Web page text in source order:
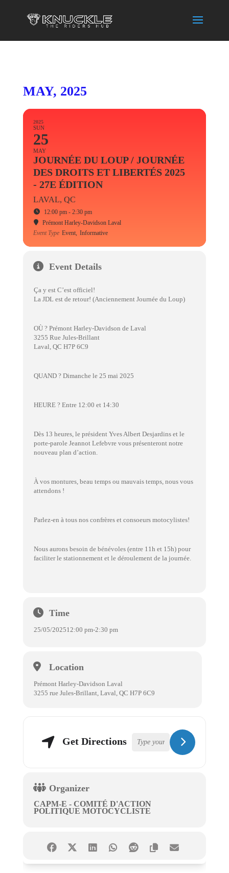
MAY, 2025
2025
SUN
25
MAY
JOURNÉE DU LOUP / JOURNÉE
DES DROITS ET LIBERTÉS 2025
- 27E ÉDITION
LAVAL, QC
12:00 pm - 2:30 pm
Prémont Harley-Davidson Laval
Event Type Event, Informative
Event Details
Ça y est C’est officiel!
La JDL est de retour! (Anciennement Journée du Loup)
OÙ ? Prémont Harley-Davidson de Laval
3255 Rue Jules-Brillant
Laval, QC H7P 6C9
QUAND ? Dimanche le 25 mai 2025
HEURE ? Entre 12:00 et 14:30
Dès 13 heures, le président Yves Albert Desjardins et le
porte-parole Jeannot Lefebvre vous présenteront notre
nouveau plan d’action.
À vos montures, beau temps ou mauvais temps, nous vous
attendons !
Parlez-en à tous nos confrères et consoeurs motocylistes!
Nous aurons besoin de bénévoles (entre 11h et 15h) pour
faciliter le stationnement et le déroulement de la journée.
Time
25/05/202512:00 pm-2:30 pm
Location
Prémont Harley-Davidson Laval
3255 rue Jules-Brillant, Laval, QC H7P 6C9
Get Directions
Organizer
CAPM-E - COMITÉ D'ACTION
POLITIQUE MOTOCYCLISTE